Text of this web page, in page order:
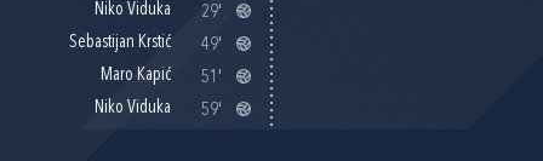
Niko Viduka
29'
Sebastijan Krstić
49'
Maro Kapić
51'
Niko Viduka
59'